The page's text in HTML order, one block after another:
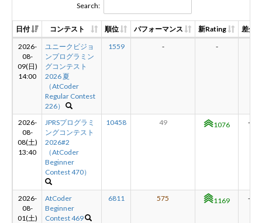
JP EN
Search:
日付 コンテスト 順位 パフォーマンス 新Rating
差分
2026-
08-
09(日)
14:00
ユニークビジョ
ンプログラミン
グコンテスト
2026 夏
（AtCoder
Regular Contest
226）
1559 - -
2026-
08-
08(土)
13:40
JPRSプログラミ
ングコンテスト
2026#2
（AtCoder
Beginner
Contest 470）
10458 49 1076 -93
2026-
08-
01(土)
AtCoder
Beginner
Contest 469
6811 575 1169 -52